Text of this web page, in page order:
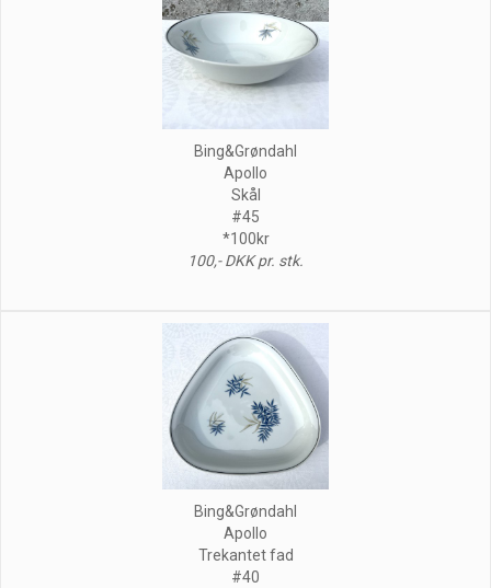
Bing&Grøndahl
Apollo
Skål
#45
*100kr
100,- DKK pr. stk.
Bing&Grøndahl
Apollo
Trekantet fad
#40